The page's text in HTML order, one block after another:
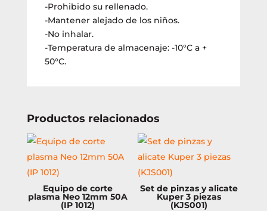
-Prohibido su rellenado.
-Mantener alejado de los niños.
-No inhalar.
-Temperatura de almacenaje: -10°C a +
50°C.
Productos relacionados
Equipo de corte
plasma Neo 12mm 50A
(IP 1012)
Set de pinzas y alicate
Kuper 3 piezas
(KJS001)